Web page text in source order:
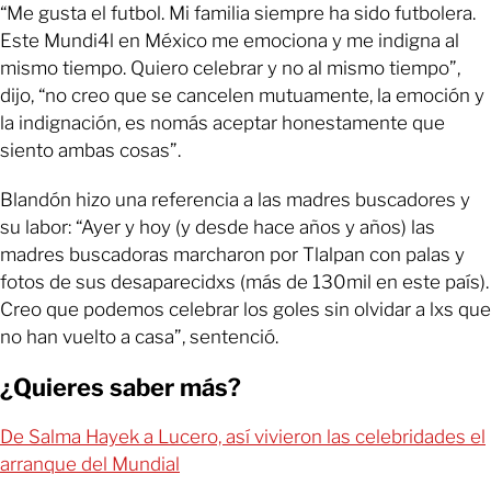
“Me gusta el futbol. Mi familia siempre ha sido futbolera.
Este Mundi4l en México me emociona y me indigna al
mismo tiempo. Quiero celebrar y no al mismo tiempo”,
dijo, “no creo que se cancelen mutuamente, la emoción y
la indignación, es nomás aceptar honestamente que
siento ambas cosas”.
Blandón hizo una referencia a las madres buscadores y
su labor: “Ayer y hoy (y desde hace años y años) las
madres buscadoras marcharon por Tlalpan con palas y
fotos de sus desaparecidxs (más de 130mil en este país).
Creo que podemos celebrar los goles sin olvidar a lxs que
no han vuelto a casa”, sentenció.
¿Quieres saber más?
De Salma Hayek a Lucero, así vivieron las celebridades el
arranque del Mundial